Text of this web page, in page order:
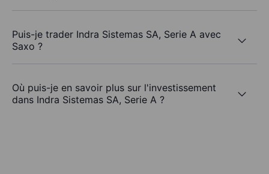
Puis-je trader Indra Sistemas SA, Serie A avec
Saxo ?
Où puis-je en savoir plus sur l'investissement
dans Indra Sistemas SA, Serie A ?